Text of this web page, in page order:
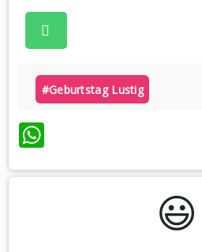
#geburtstag Lustig
WhatsApp
😃️